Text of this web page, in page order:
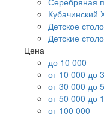
Кубачинский
Детское
Детские
Цена
до 10 000
от 10 000 до
от 30 000 до
от 50 000 до
от 100 000